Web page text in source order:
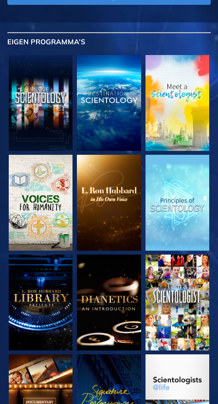
EIGEN PROGRAMMA’S
VERKEN DE SERIE VERKEN DE SERIE VERKEN DE SERIE
VERKEN DE SERIE VERKEN DE SERIE KIJK
VERKEN DE SERIE KIJK VERKEN DE SERIE